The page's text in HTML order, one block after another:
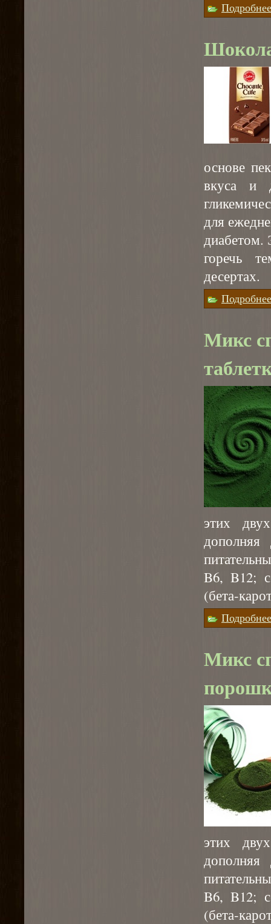
Подробнее
основе
вкуса и
для
диабетом.
горечь
десертах.
Подробнее
Микс
этих
B6, B12;
(бета-
Подробнее
Микс
этих
B6, B12;
(бета-